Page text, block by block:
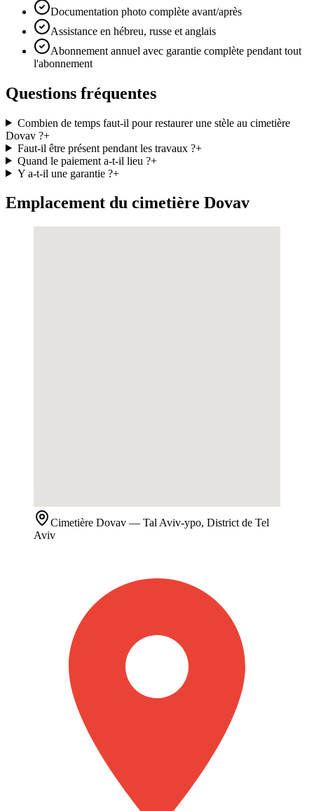
Documentation photo complète avant/après
Assistance en hébreu, russe et anglais
Abonnement annuel avec garantie complète pendant tout
l'abonnement
Questions fréquentes
Combien de temps faut-il pour restaurer une stèle au cimetière
Dovav ?+
Faut-il être présent pendant les travaux ?+
Quand le paiement a-t-il lieu ?+
Y a-t-il une garantie ?+
Emplacement du cimetière Dovav
Cimetière Dovav — Tal Aviv-ypo, District de Tel
Aviv